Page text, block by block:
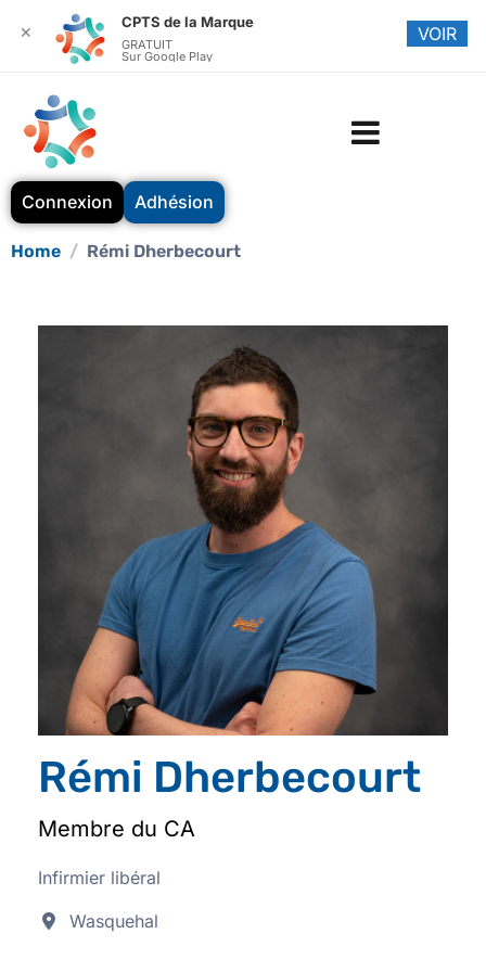
Connexion Adhésion
Home Rémi Dherbecourt
Rémi Dherbecourt
Membre du CA
Infirmier libéral
Wasquehal
✕
CPTS de la Marque
GRATUIT
Sur Google Play
VOIR